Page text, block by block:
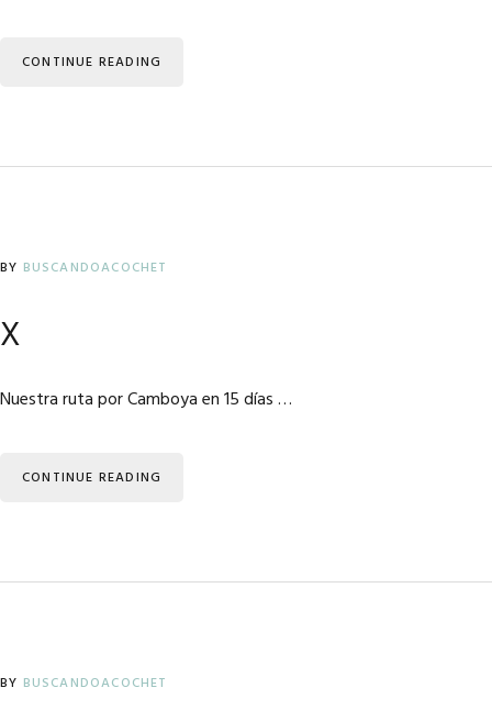
CONTINUE READING
BY BUSCANDOACOCHET
x
Nuestra ruta por Camboya en 15 días …
CONTINUE READING
BY BUSCANDOACOCHET